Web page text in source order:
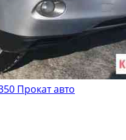
Прокат авто